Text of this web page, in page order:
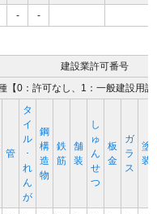
- -
建設業許可番号
【0：許可なし、1：一般建設用
管
タ
イ
ル
･
れ
ん
が
鋼
構
造
物
鉄
筋
舗
装
し
ゅ
ん
せ
つ
板
金
ガ
ラ
ス
塗
装